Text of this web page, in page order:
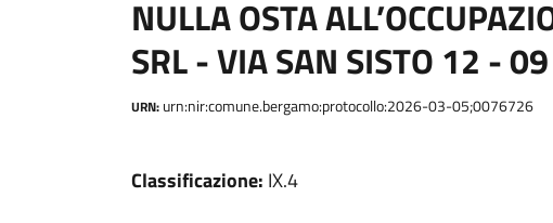
NULLA OSTA
SRL - VIA SAN SISTO 12 -
URN: urn:nir:comune.bergamo:protocollo:2026-03-05;0076726
Classificazione: IX.4